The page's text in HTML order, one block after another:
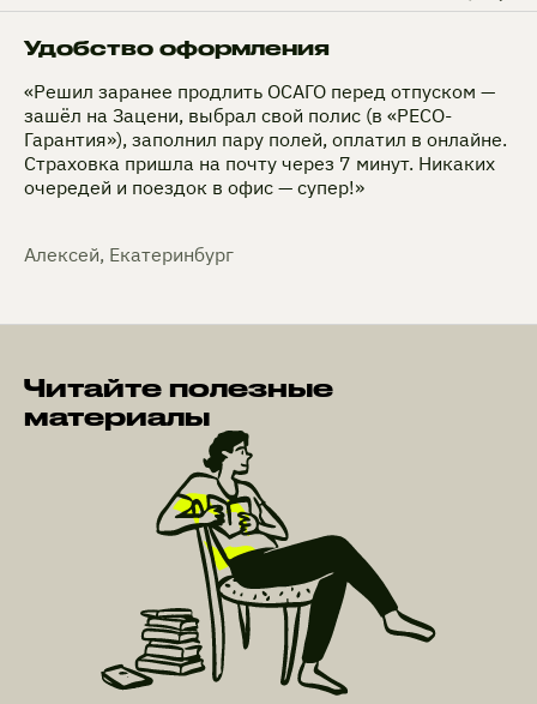
Удобство оформления
«Решил заранее продлить ОСАГО перед отпуском —
зашёл на Зацени, выбрал свой полис (в «РЕСО-
Гарантия»), заполнил пару полей, оплатил в онлайне.
Страховка пришла на почту через 7 минут. Никаких
очередей и поездок в офис — супер!»
Алексей, Екатеринбург
Читайте полезные
материалы